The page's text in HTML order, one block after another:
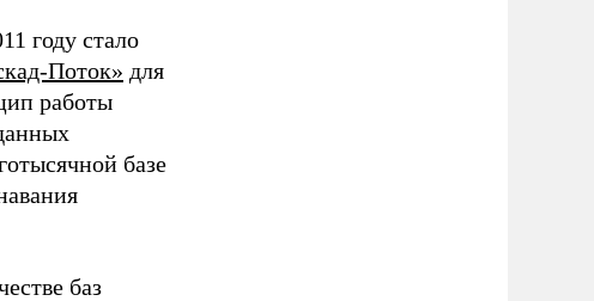
году стало
Поток» для
работы
базе
баз